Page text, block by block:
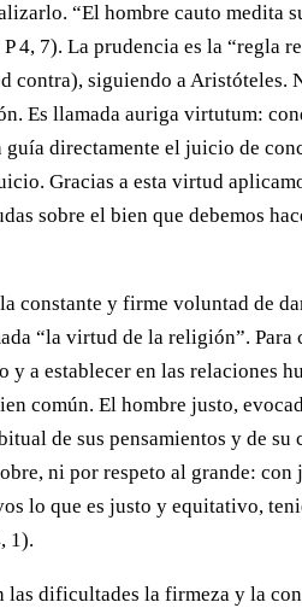
“El hombre cauto medita
4, 7). La prudencia es la “regla
contra), siguiendo a Aristóteles.
Es llamada auriga virtutum:
directamente el juicio de
Gracias a esta virtud
sobre el bien que debemos
constante y firme voluntad de
“la virtud de la religión”. Para
a establecer en las relaciones
común. El hombre justo,
de sus pensamientos y de
ni por respeto al grande: con
lo que es justo y equitativo,
1).
dificultades la firmeza y la